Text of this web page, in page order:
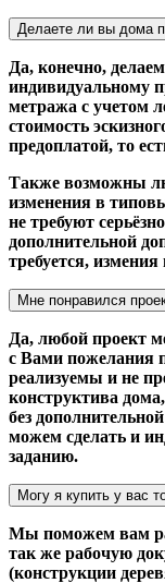
Делаете ли вы дома
Да, конечно,
индивидуальному
метража с учетом
стоимость
предоплатой, то
Также возможны
изменения в
не требуют
дополнительной
требуется,
Мне понравился
Да, любой проект
с Вами пожелания
реализуемы и не
конструктива
без
можем сделать и
заданию.
Могу я купить у вас
Мы поможем вам
так же рабочую
(конструкции